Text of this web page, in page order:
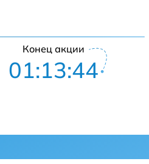
Конец акции
01:13:43